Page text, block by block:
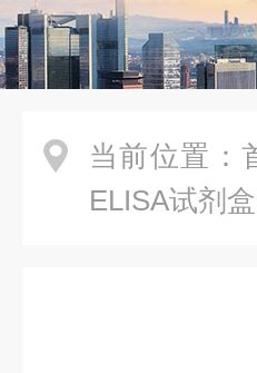
当前位置：
ELISA试剂盒